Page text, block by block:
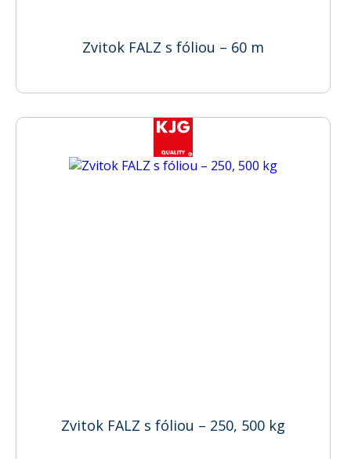
Zvitok FALZ s fóliou – 60 m
Zvitok FALZ s fóliou – 250, 500 kg